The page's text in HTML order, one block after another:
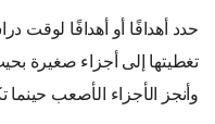
حدد أهدافًا أو أهدافًا لوقت
تغطيتها إلى أجزاء صغيرة
وأنجز الأجزاء الأصعب حينما